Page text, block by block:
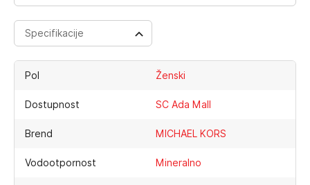
Specifikacije
Pol Ženski
Dostupnost SC Ada Mall
Brend MICHAEL KORS
Vodootpornost Mineralno